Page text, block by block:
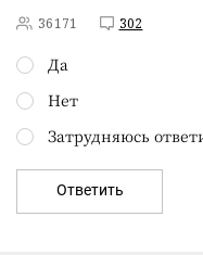
36171 302
Да
Нет
Затрудняюсь
Ответить